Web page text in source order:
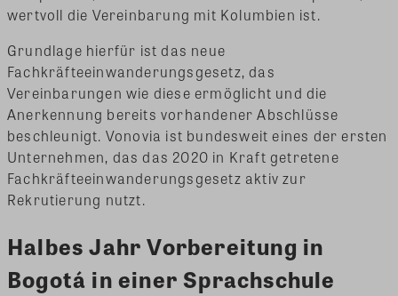
wertvoll die Vereinbarung mit Kolumbien ist.
Grundlage hierfür ist das neue
Fachkräfteeinwanderungsgesetz, das
Vereinbarungen wie diese ermöglicht und die
Anerkennung bereits vorhandener Abschlüsse
beschleunigt. Vonovia ist bundesweit eines der ersten
Unternehmen, das das 2020 in Kraft getretene
Fachkräfteeinwanderungsgesetz aktiv zur
Rekrutierung nutzt.
Halbes Jahr Vorbereitung in
Bogotá in einer Sprachschule